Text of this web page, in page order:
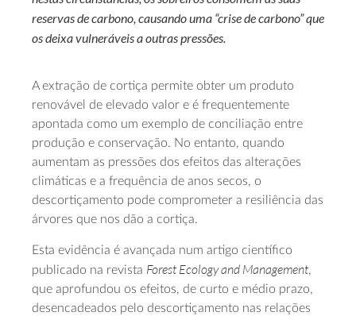
reservas de carbono, causando uma “crise de carbono” que
os deixa vulneráveis a outras pressões.
A extração de cortiça permite obter um produto
renovável de elevado valor e é frequentemente
apontada como um exemplo de conciliação entre
produção e conservação. No entanto, quando
aumentam as pressões dos efeitos das alterações
climáticas e a frequência de anos secos, o
descortiçamento pode comprometer a resiliência das
árvores que nos dão a cortiça.
Esta evidência é avançada num artigo científico
publicado na revista Forest Ecology and Management,
que aprofundou os efeitos, de curto e médio prazo,
desencadeados pelo descortiçamento nas relações